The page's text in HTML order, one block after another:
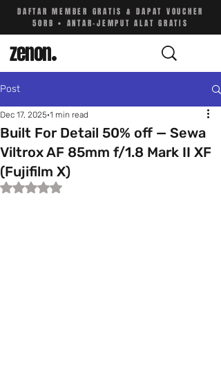
DAFTAR MEMBER GRATIS & DAPAT VOUCHER
50RB • ANTAR-JEMPUT ALAT GRATIS
zenon.
Post
Built For Detail 50% off — Sewa
Viltrox AF 85mm f/1.8 Mark II XF
(Fujifilm X)
Dec 17, 2025 1 min read
Rated NaN out of 5 stars.